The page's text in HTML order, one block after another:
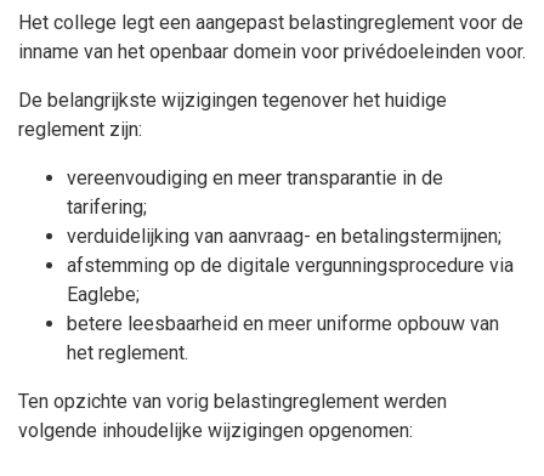
Het college legt een aangepast belastingreglement voor de
inname van het openbaar domein voor privédoeleinden voor.
De belangrijkste wijzigingen tegenover het huidige
reglement zijn:
vereenvoudiging en meer transparantie in de
tarifering;
verduidelijking van aanvraag- en betalingstermijnen;
afstemming op de digitale vergunningsprocedure via
Eaglebe;
betere leesbaarheid en meer uniforme opbouw van
het reglement.
Ten opzichte van vorig belastingreglement werden
volgende inhoudelijke wijzigingen opgenomen: